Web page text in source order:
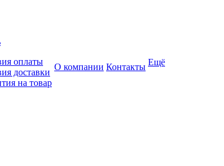
оплаты
доставки
на товар
О компании Контакты Ещё